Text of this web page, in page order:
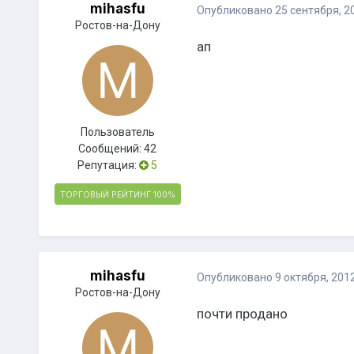
mihasfu
Ростов-на-Дону
Пользователь
Сообщений:42
Репутация:
5
ТОРГОВЫЙ РЕЙТИНГ 100%
Опубликовано 25 сентября,
ап
mihasfu
Ростов-на-Дону
Опубликовано 9 октября,
почти продано